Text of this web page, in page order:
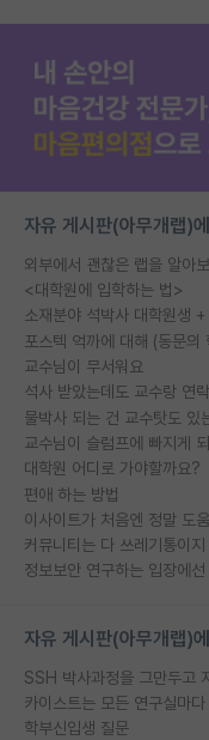
자유 게시판(아무개랩)
외부에서 괜찮은 랩을 알아
<대학원에 입학하는 법>
소재분야 석박사 대학원생
교수님이 무서워요
석사 받았는데도 교수랑 연
물박사 되는 건 교수탓도 있
교수님이 슬럼프에 빠지게
대학원 어디로 가야할까요?
편애 하는 방법
이사이트가 처음엔 정말 도
커뮤니티는 다 쓰레기통이지
자유 게시판(아무개랩)
카이스트는 모든 연구실마
학부신입생 질문